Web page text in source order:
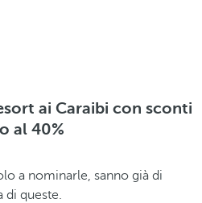
ai Caraibi con sconti
al 40%
a nominarle, sanno già di
di queste.